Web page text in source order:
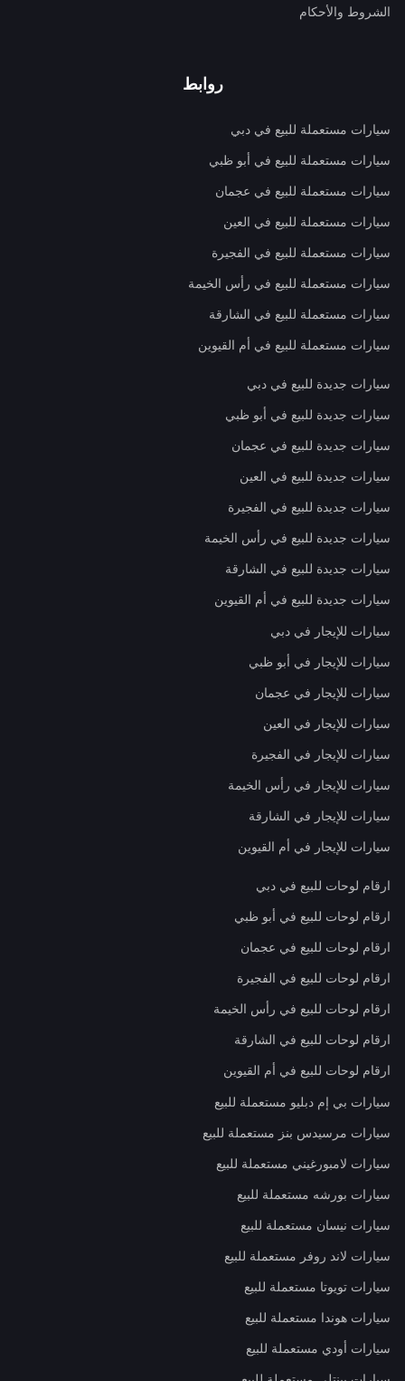
الشروط والأحكام
روابط
سيارات مستعملة للبيع في دبي
سيارات مستعملة للبيع في أبو ظبي
سيارات مستعملة للبيع في عجمان
سيارات مستعملة للبيع في العين
سيارات مستعملة للبيع في الفجيرة
سيارات مستعملة للبيع في رأس الخيمة
سيارات مستعملة للبيع في الشارقة
سيارات مستعملة للبيع في أم القيوين
سيارات جديدة للبيع في دبي
سيارات جديدة للبيع في أبو ظبي
سيارات جديدة للبيع في عجمان
سيارات جديدة للبيع في العين
سيارات جديدة للبيع في الفجيرة
سيارات جديدة للبيع في رأس الخيمة
سيارات جديدة للبيع في الشارقة
سيارات جديدة للبيع في أم القيوين
سيارات للإيجار في دبي
سيارات للإيجار في أبو ظبي
سيارات للإيجار في عجمان
سيارات للإيجار في العين
سيارات للإيجار في الفجيرة
سيارات للإيجار في رأس الخيمة
سيارات للإيجار في الشارقة
سيارات للإيجار في أم القيوين
ارقام لوحات للبيع في دبي
ارقام لوحات للبيع في أبو ظبي
ارقام لوحات للبيع في عجمان
ارقام لوحات للبيع في الفجيرة
ارقام لوحات للبيع في رأس الخيمة
ارقام لوحات للبيع في الشارقة
ارقام لوحات للبيع في أم القيوين
سيارات بي إم دبليو مستعملة للبيع
سيارات مرسيدس بنز مستعملة للبيع
سيارات لامبورغيني مستعملة للبيع
سيارات بورشه مستعملة للبيع
سيارات نيسان مستعملة للبيع
سيارات لاند روفر مستعملة للبيع
سيارات تويوتا مستعملة للبيع
سيارات هوندا مستعملة للبيع
سيارات أودي مستعملة للبيع